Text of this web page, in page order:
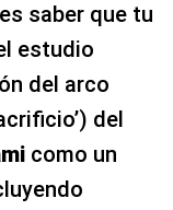
saber que tu
estudio
del arco
del
como un